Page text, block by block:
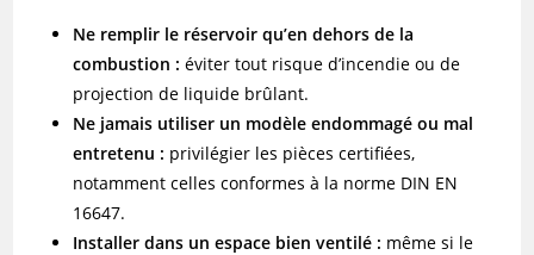
Ne remplir le réservoir qu’en dehors de la
combustion : éviter tout risque d’incendie ou de
projection de liquide brûlant.
Ne jamais utiliser un modèle endommagé ou mal
entretenu : privilégier les pièces certifiées,
notamment celles conformes à la norme DIN EN
16647.
Installer dans un espace bien ventilé : même si le